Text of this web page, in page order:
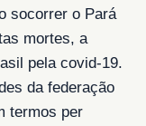
socorrer o Pará
mortes, a
pela covid-19.
da federação
termos per